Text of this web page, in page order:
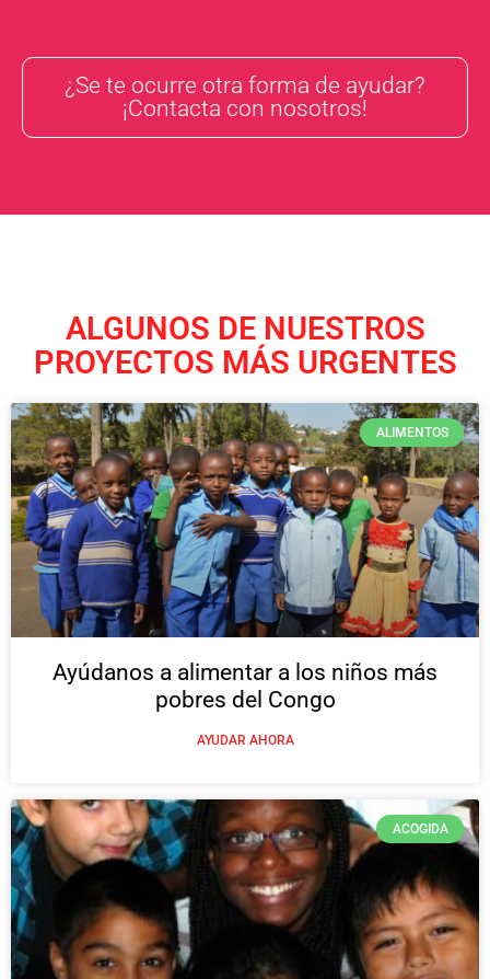
¿Se te ocurre otra forma de ayudar?
¡Contacta con nosotros!
ALGUNOS DE NUESTROS
PROYECTOS MÁS URGENTES
ALIMENTOS
Ayúdanos a alimentar a los niños más
pobres del Congo
AYUDAR AHORA
ACOGIDA